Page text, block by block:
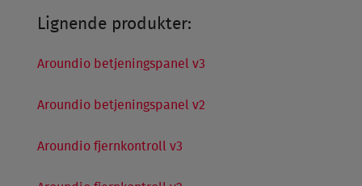
Lignende produkter:
Aroundio betjeningspanel v3
Aroundio betjeningspanel v2
Aroundio fjernkontroll v3